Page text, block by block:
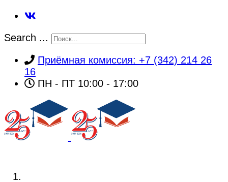
Search ...
Приёмная комиссия: +7 (342) 214 26
16
ПН - ПТ 10:00 - 17:00